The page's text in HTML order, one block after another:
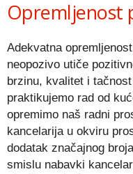
Opremljenost
Adekvatna
neopozivo utiče
brzinu, kvalitet i
praktikujemo rad od
opremimo naš radni
kancelarija u okviru
dodatak značajnog
smislu nabavki